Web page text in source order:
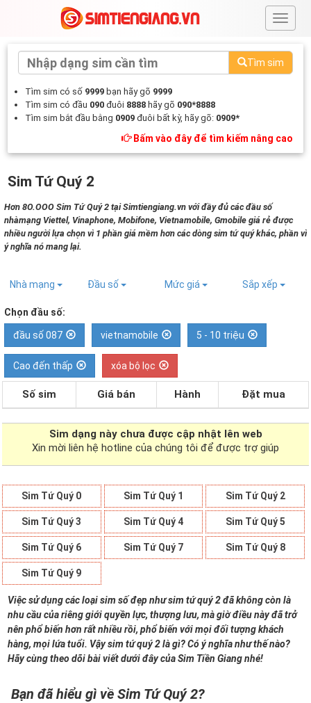
#
Tìm sim
Tìm sim có số 9999 bạn hãy gõ 9999
Tìm sim có đầu 090 đuôi 8888 hãy gõ 090*8888
Tìm sim bắt đầu bằng 0909 đuôi bất kỳ, hãy gõ: 0909*
Bấm vào đây để tìm kiếm nâng cao
Sim Tứ Quý 2
Hơn 8O.OOO Sim Tứ Quý 2 tại Simtiengiang.vn với đầy đủ các đầu số
nhàmạng Viettel, Vinaphone, Mobifone, Vietnamobile, Gmobile giá rẻ được
nhiều người lựa chọn vì 1 phần giá mềm hơn các dòng sim tứ quý khác, phần vì
ý nghĩa nó mang lại.
Nhà mạng Đầu số Mức giá Sắp xếp
Chọn đầu số:
đầu số 087 vietnamobile 5 - 10 triệu
Cao đến thấp xóa bộ lọc
Số sim Giá bán Hành Đặt mua
Sim dạng này chưa được cập nhật lên web
Xin mời liên hệ hotline của chúng tôi để được trợ giúp
Sim Tứ Quý 0 Sim Tứ Quý 1 Sim Tứ Quý 2
Sim Tứ Quý 3 Sim Tứ Quý 4 Sim Tứ Quý 5
Sim Tứ Quý 6 Sim Tứ Quý 7 Sim Tứ Quý 8
Sim Tứ Quý 9
Việc sử dụng các loại sim số đẹp như sim tứ quý 2 đã không còn là
nhu cầu của riêng giới quyền lực, thượng lưu, mà giờ điều này đã trở
nên phổ biến hơn rất nhiều rồi, phổ biến với mọi đối tượng khách
hàng, mọi lứa tuổi. Vậy sim tứ quý 2 là gì? Có ý nghĩa như thế nào?
Hãy cùng theo dõi bài viết dưới đây của Sim Tiền Giang nhé!
Bạn đã hiểu gì về Sim Tứ Quý 2?